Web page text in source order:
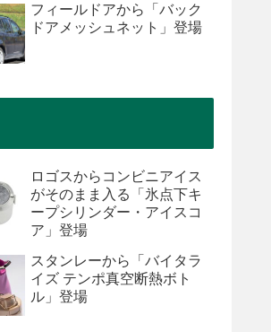
フィールドアから「バック
ドアメッシュネット」登場
ロゴスからコンビニアイス
がそのまま入る「氷点下キ
ープシリンダー・アイスコ
ア」登場
スタンレーから「バイタラ
イズ テンポ真空断熱ボト
ル」登場